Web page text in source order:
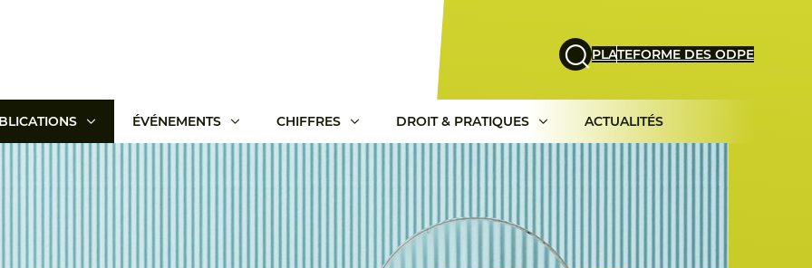
PLATEFORME DES ODPE
ÉVÉNEMENTS CHIFFRES DROIT & PRATIQUES ACTUALITÉS